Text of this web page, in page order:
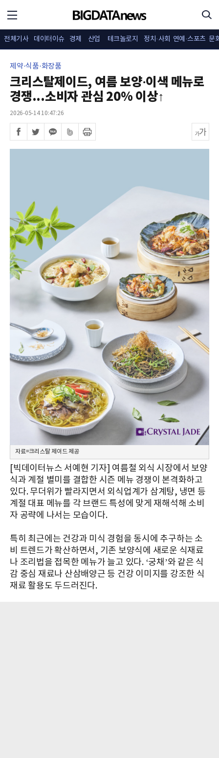
전체기사 데이터이슈 경제 산업 테크놀로지 정치·사회 연예·스포츠 문
제약·식품·화장품
크리스탈제이드, 여름 보양·이색 메뉴로
경쟁...소비자 관심 20% 이상↑
2026-05-14 10:47:26
자료=크리스탈 제이드 제공
[빅데이터뉴스 서예현 기자] 여름철 외식 시장에서 보양
식과 계절 별미를 결합한 시즌 메뉴 경쟁이 본격화하고
있다. 무더위가 빨라지면서 외식업계가 삼계탕, 냉면 등
계절 대표 메뉴를 각 브랜드 특성에 맞게 재해석해 소비
자 공략에 나서는 모습이다.
특히 최근에는 건강과 미식 경험을 동시에 추구하는 소
비 트렌드가 확산하면서, 기존 보양식에 새로운 식재료
나 조리법을 접목한 메뉴가 늘고 있다. ‘궁채’와 같은 식
감 중심 재료나 산삼배양근 등 건강 이미지를 강조한 식
재료 활용도 두드러진다.